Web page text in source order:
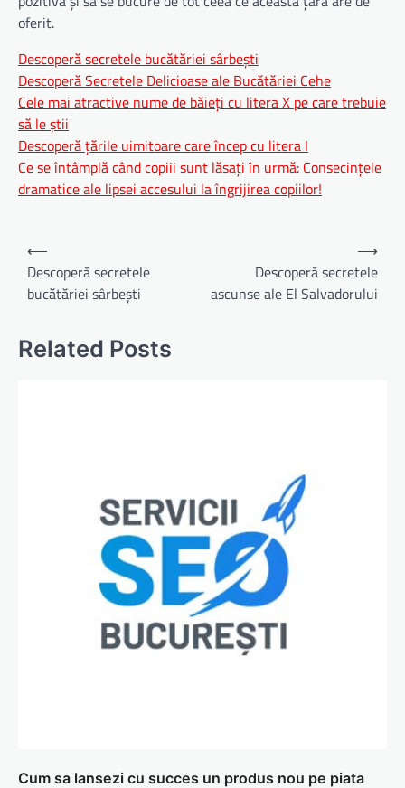
oferit.
Descoperă secretele bucătăriei sârbești
Descoperă Secretele Delicioase ale Bucătăriei Cehe
Cele mai atractive nume de băieți cu litera X pe care trebuie
să le știi
Descoperă țările uimitoare care încep cu litera I
Ce se întâmplă când copiii sunt lăsați în urmă: Consecințele
dramatice ale lipsei accesului la îngrijirea copiilor!
Navigare
în
articole
⟵
Descoperă secretele
bucătăriei sârbești
Descoperă secretele
ascunse ale El Salvadorului
⟶
Related Posts
Cum sa lansezi cu succes un produs nou pe piata